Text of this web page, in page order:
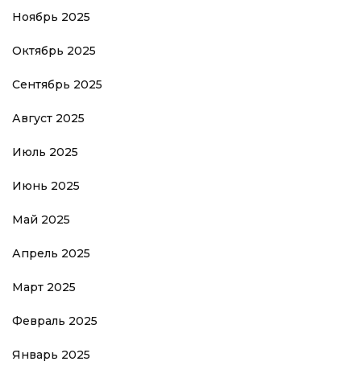
Ноябрь 2025
Октябрь 2025
Сентябрь 2025
Август 2025
Июль 2025
Июнь 2025
Май 2025
Апрель 2025
Март 2025
Февраль 2025
Январь 2025